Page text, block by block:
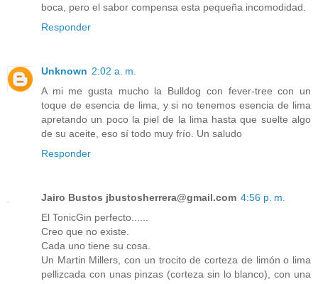
boca, pero el sabor compensa esta pequeña incomodidad.
Responder
Unknown 2:02 a. m.
A mi me gusta mucho la Bulldog con fever-tree con un
toque de esencia de lima, y si no tenemos esencia de lima
apretando un poco la piel de la lima hasta que suelte algo
de su aceite, eso sí todo muy frío. Un saludo
Responder
Jairo Bustos jbustosherrera@gmail.com 4:56 p. m.
El TonicGin perfecto......
Creo que no existe.
Cada uno tiene su cosa.
Un Martin Millers, con un trocito de corteza de limón o lima
pellizcada con unas pinzas (corteza sin lo blanco), con una